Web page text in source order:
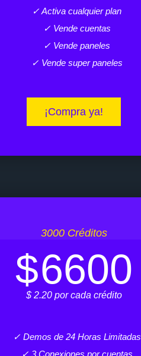
✓ Activa cualquier plan
✓ Vende cuentas
✓ Vende paneles
✓ Vende super paneles
¡Compra ya!
3000 Créditos
$6600
$ 2.20 por cada crédito
✓ Demos de 24 Horas Limitadas